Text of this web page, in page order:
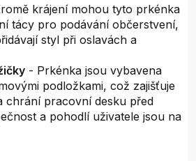
krájení mohou tyto prkénka
tácy pro podávání občerstvení,
styl při oslavách a
- Prkénka jsou vybavena
podložkami, což zajišťuje
chrání pracovní desku před
a pohodlí uživatele jsou na